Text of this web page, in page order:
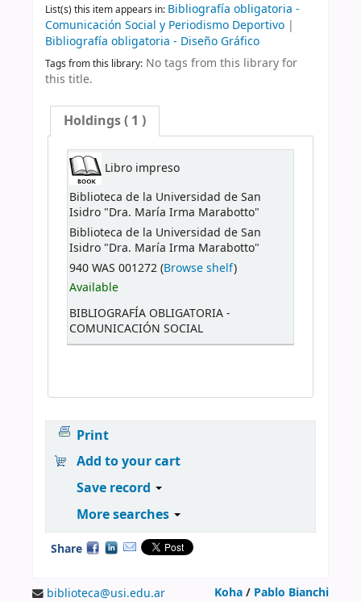
List(s) this item appears in: Bibliografía obligatoria -
Comunicación Social y Periodismo Deportivo |
Bibliografía obligatoria - Diseño Gráfico
Tags from this library: No tags from this library for
this title.
Holdings( 1 )
Libro impreso
Biblioteca de la Universidad de San
Isidro "Dra. María Irma Marabotto"
Biblioteca de la Universidad de San
Isidro "Dra. María Irma Marabotto"
940 WAS 001272 (Browse shelf)
Available
BIBLIOGRAFÍA OBLIGATORIA -
COMUNICACIÓN SOCIAL
Print
Add to your cart
Save record
More searches
Share
Koha/ Pablo Bianchi
biblioteca@usi.edu.ar